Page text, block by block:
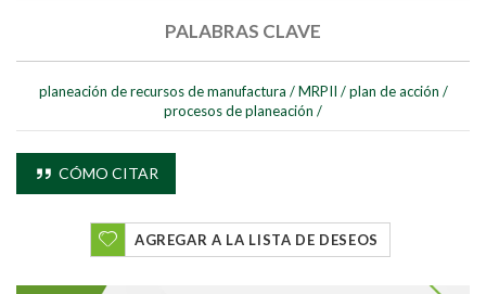
PALABRAS CLAVE
planeación de recursos de manufactura / MRPII / plan de acción /
procesos de planeación /
CÓMO CITAR
AGREGAR A LA LISTA DE DESEOS